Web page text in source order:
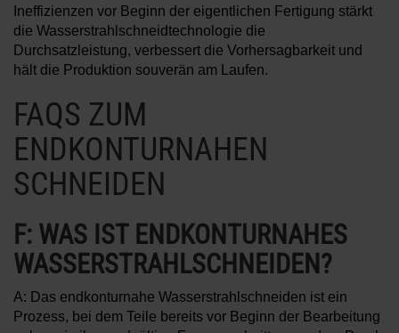
Ineffizienzen vor Beginn der eigentlichen Fertigung stärkt
die Wasserstrahlschneidtechnologie die
Durchsatzleistung, verbessert die Vorhersagbarkeit und
hält die Produktion souverän am Laufen.
FAQS ZUM
ENDKONTURNAHEN
SCHNEIDEN
F: WAS IST ENDKONTURNAHES
WASSERSTRAHLSCHNEIDEN?
A: Das endkonturnahe Wasserstrahlschneiden ist ein
Prozess, bei dem Teile bereits vor Beginn der Bearbeitung